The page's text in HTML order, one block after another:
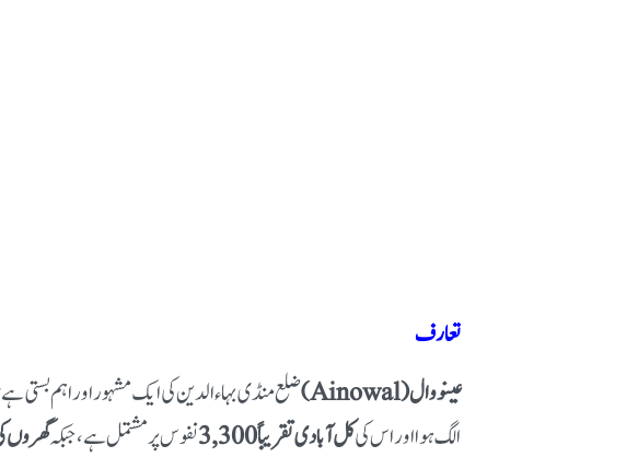
تعارف
عینووال (Ainowal)
ضلع منڈی بہاءالدین کی ایک مشہور اور اہم بستی
الگ ہوا اور اس کیکل آبادی تقریباً 3,300 نفوس پر مشتمل ہے،جبکہگھروں کی